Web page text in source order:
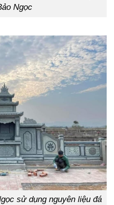
Ngọc
sử dụng nguyên liệu đá